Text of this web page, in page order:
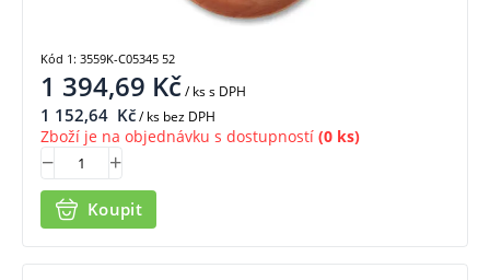
1 394,69 Kč/ kss DPH
1 152,64 Kč/ ks bez DPH
Zboží je na objednávku s dostupností (0 ks)
Koupit
Kód 1: 3559K-C05345 52